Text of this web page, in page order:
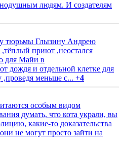
людям. И создателям
тюрьмы Глызину Андрею
,тёплый приют ,неостался
для Майи в
дождя и отдельной клетке для
меньше с... +4
особым видом
думать, что кота украли, вы
какие-то доказательства
не могут просто зайти на